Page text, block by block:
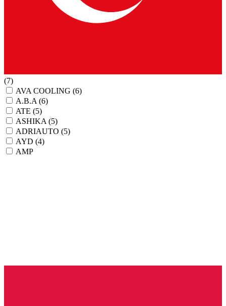
(7)
AVA COOLING (6)
A.B.A (6)
ATE (5)
ASHIKA (5)
ADRIAUTO (5)
AYD (4)
AMP